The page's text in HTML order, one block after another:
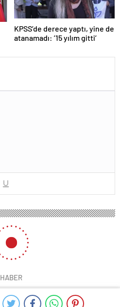
KPSS’de derece yaptı, yine de
atanamadı: ’15 yılım gitti’
HABER